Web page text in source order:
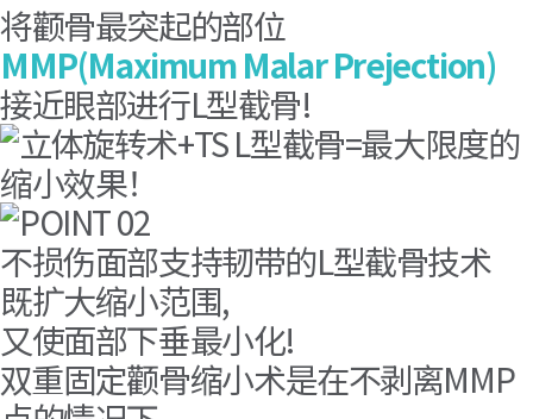
一字型截骨案例- 颧骨最突起的部位
双重固定颧骨缩小术-L型截骨 修复手
将颧骨最突起的部位
MMP(Maximum Malar Prejection)
接近眼部进行L型截骨!
不损伤面部支持韧带的L型截骨技术
既扩大缩小范围,
又使面部下垂最小化!
双重固定颧骨缩小术是在不剥离MMP